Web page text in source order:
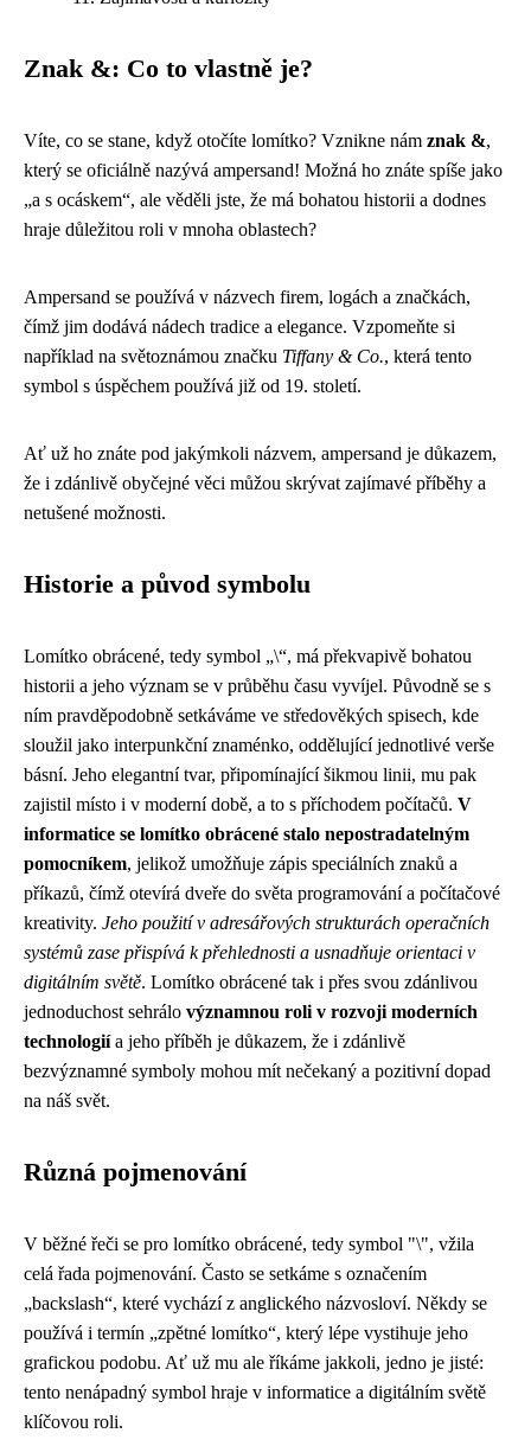
Znak &: Co to vlastně je?
Víte, co se stane, když otočíte lomítko? Vznikne nám znak &,
který se oficiálně nazývá ampersand! Možná ho znáte spíše jako
„a s ocáskem“, ale věděli jste, že má bohatou historii a dodnes
hraje důležitou roli v mnoha oblastech?
Ampersand se používá v názvech firem, logách a značkách,
čímž jim dodává nádech tradice a elegance. Vzpomeňte si
například na světoznámou značku Tiffany & Co., která tento
symbol s úspěchem používá již od 19. století.
Ať už ho znáte pod jakýmkoli názvem, ampersand je důkazem,
že i zdánlivě obyčejné věci můžou skrývat zajímavé příběhy a
netušené možnosti.
Historie a původ symbolu
Lomítko obrácené, tedy symbol „\“, má překvapivě bohatou
historii a jeho význam se v průběhu času vyvíjel. Původně se s
ním pravděpodobně setkáváme ve středověkých spisech, kde
sloužil jako interpunkční znaménko, oddělující jednotlivé verše
básní. Jeho elegantní tvar, připomínající šikmou linii, mu pak
zajistil místo i v moderní době, a to s příchodem počítačů. V
informatice se lomítko obrácené stalo nepostradatelným
pomocníkem, jelikož umožňuje zápis speciálních znaků a
příkazů, čímž otevírá dveře do světa programování a počítačové
kreativity. Jeho použití v adresářových strukturách operačních
systémů zase přispívá k přehlednosti a usnadňuje orientaci v
digitálním světě. Lomítko obrácené tak i přes svou zdánlivou
jednoduchost sehrálo významnou roli v rozvoji moderních
technologiía jeho příběh je důkazem, že i zdánlivě
bezvýznamné symboly mohou mít nečekaný a pozitivní dopad
na náš svět.
Různá pojmenování
V běžné řeči se pro lomítko obrácené, tedy symbol "\", vžila
celá řada pojmenování. Často se setkáme s označením
„backslash“, které vychází z anglického názvosloví. Někdy se
používá i termín „zpětné lomítko“, který lépe vystihuje jeho
grafickou podobu. Ať už mu ale říkáme jakkoli, jedno je jisté:
tento nenápadný symbol hraje v informatice a digitálním světě
klíčovou roli.